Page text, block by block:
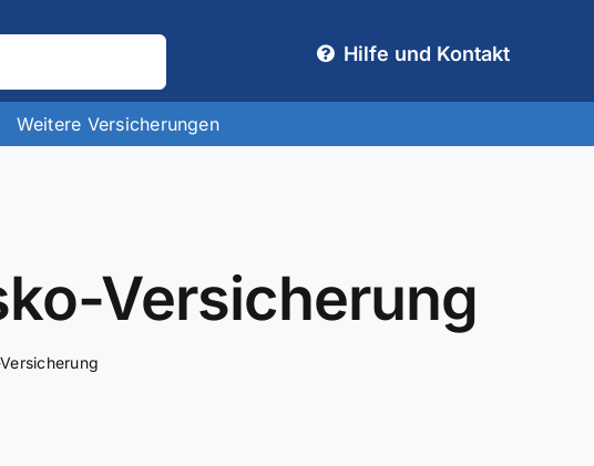
Hilfe und Kontakt
Weitere Versicherungen
Versicherung